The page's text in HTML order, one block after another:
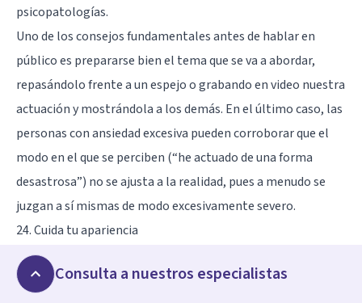
psicopatologías.
Uno de los consejos fundamentales antes de hablar en
público es prepararse bien el tema que se va a abordar,
repasándolo frente a un espejo o grabando en video nuestra
actuación y mostrándola a los demás. En el último caso, las
personas con ansiedad excesiva pueden corroborar que el
modo en el que se perciben (“he actuado de una forma
desastrosa”) no se ajusta a la realidad, pues a menudo se
juzgan a sí mismas de modo excesivamente severo.
24. Cuida tu apariencia
En el supuesto de que hablemos en público con frecuencia
es esencial cuidar con especial mimo nuestra apariencia,
Consulta a nuestros especialistas